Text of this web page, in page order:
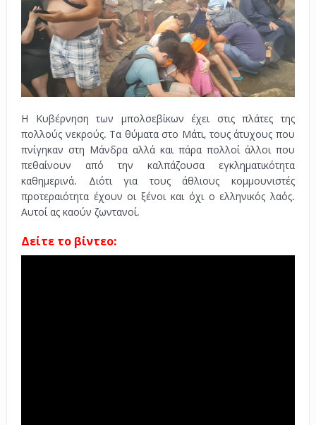
Η Κυβέρνηση των μπολσεβίκων έχει στις πλάτες της
πολλούς νεκρούς. Τα θύματα στο Μάτι, τους άτυχους που
πνίγηκαν στη Μάνδρα αλλά και πάρα πολλοί άλλοι που
πεθαίνουν από την καλπάζουσα εγκληματικότητα
καθημερινά. Διότι για τους άθλιους κομμουνιστές
προτεραιότητα έχουν οι ξένοι και όχι ο ελληνικός λαός.
Αυτοί ας καούν ζωντανοί.
Δείτε το βίντεο: